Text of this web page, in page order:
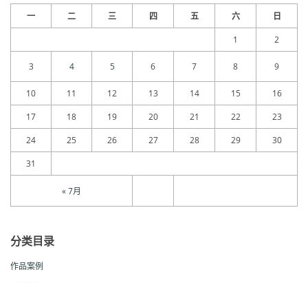
一 二 三 四 五 六 日
« 7月
1 2
3 4 5 6 7 8 9
10 11 12 13 14 15
16
17
18 19 20 21 22
23
24
25 26 27 28 29
30
31
分类目录
作品案例